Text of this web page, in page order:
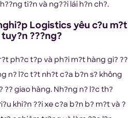
ti?n và ng??i lái h?n ch?.
Logistics yêu c?u m?t
???ng?
ph?c t?p và ph?i m?t hàng gi? ??
n? l?c t?t nh?t c?a b?n s? không
?? giao hàng. Nh?ng n? l?c th?
khi?n ??i xe c?a b?n b? m?t và ?